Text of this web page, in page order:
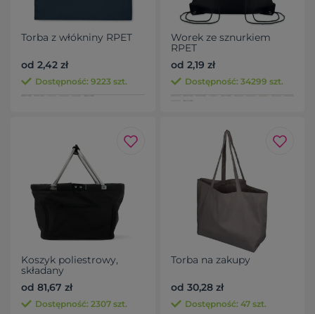
Torba z włókniny RPET
od 2,42 zł
Dostępność: 9223 szt.
Worek ze sznurkiem
RPET
od 2,19 zł
Dostępność: 34299 szt.
Koszyk poliestrowy,
składany
od 81,67 zł
Dostępność: 2307 szt.
Torba na zakupy
od 30,28 zł
Dostępność: 47 szt.